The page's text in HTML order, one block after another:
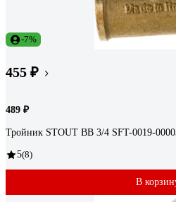
-7%
455 ₽
489 ₽
Тройник STOUT ВВ 3/4 SFT-0019-
5(8)
В